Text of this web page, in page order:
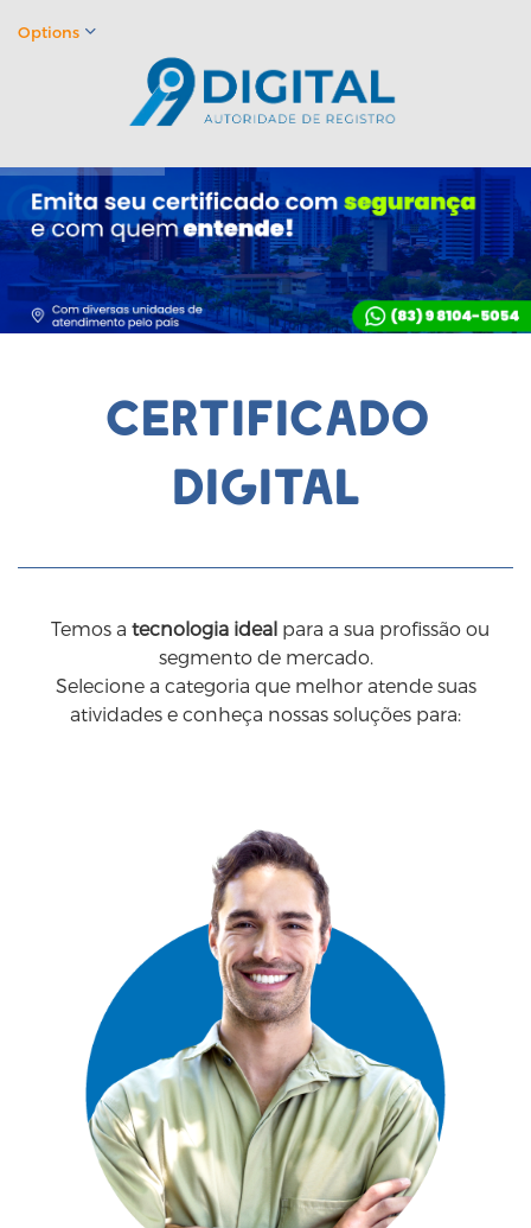
Options
certificado
digital
Temos a tecnologia ideal para a sua profissão ou
segmento de mercado.
Selecione a categoria que melhor atende suas
atividades e conheça nossas soluções para: